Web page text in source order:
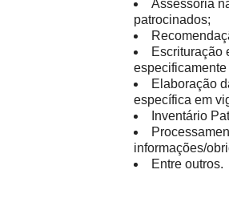
Assessoria
patrocinados;
Escrituração
Elaboração
específica em
Inventário
informações/
Entre outros.